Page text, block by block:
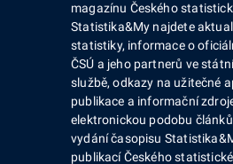
magazínu Českého
Statistika&My najdete
statistiky, informace o
ČSÚ a jeho partnerů ve
službě, odkazy na užitečné
publikace a informační
elektronickou podobu
vydání časopisu
publikací Českého